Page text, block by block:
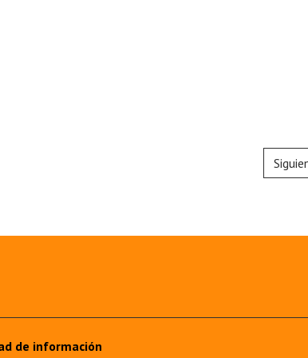
de información